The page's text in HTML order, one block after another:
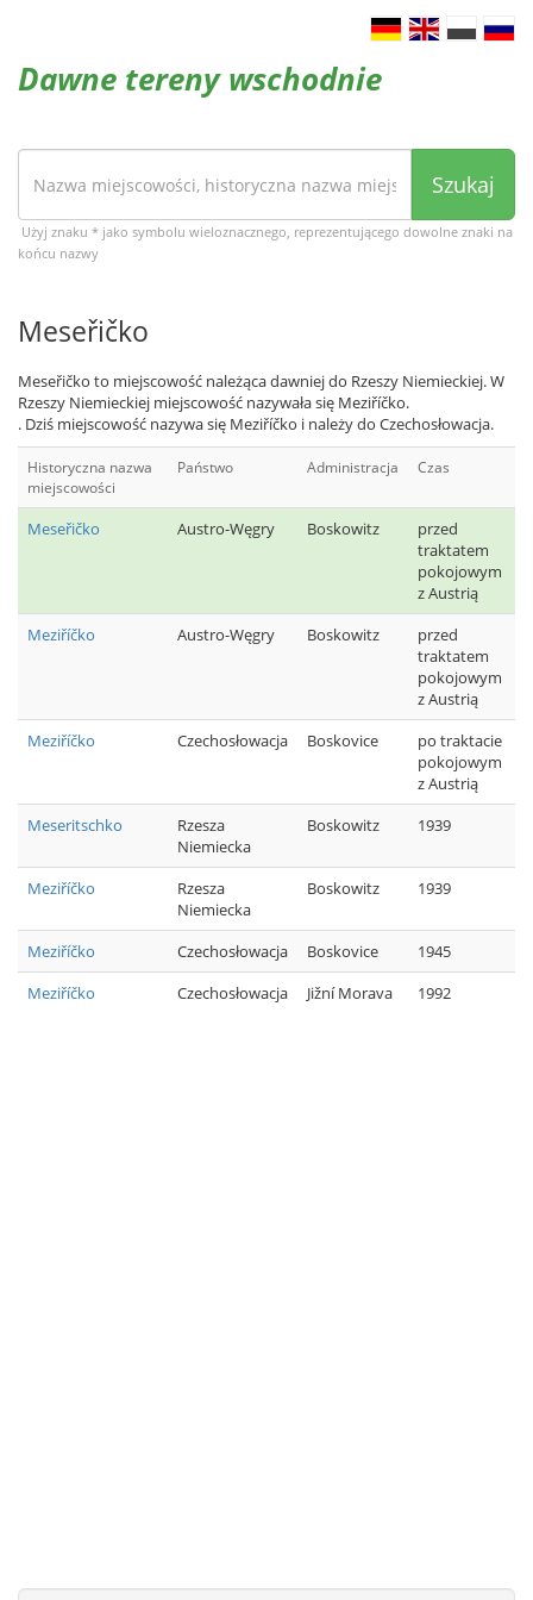
Dawne tereny wschodnie
Szukaj
Użyj znaku * jako symbolu wieloznacznego, reprezentującego dowolne znaki na
końcu nazwy
Meseřičko
Meseřičko to miejscowość należąca dawniej do Rzeszy Niemieckiej. W
Rzeszy Niemieckiej miejscowość nazywała się Meziříčko.
. Dziś miejscowość nazywa się Meziříčko i należy do Czechosłowacja.
Historyczna nazwa
miejscowości
Państwo Administracja Czas
Meseřičko Austro-Węgry Boskowitz
przed
traktatem
pokojowym
z Austrią
Meziříčko
Austro-Węgry Boskowitz
przed
traktatem
pokojowym
z Austrią
Meziříčko
Czechosłowacja Boskovice
po traktacie
pokojowym
z Austrią
Meseritschko
Rzesza
Niemiecka
Boskowitz 1939
Meziříčko
Rzesza
Niemiecka
Boskowitz 1939
Meziříčko Czechosłowacja Boskovice
1945
Meziříčko
Czechosłowacja Jižní Morava 1992